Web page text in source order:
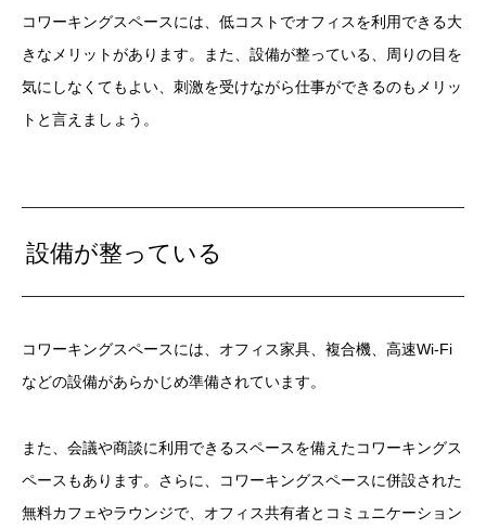
コワーキングスペースには、低コストでオフィスを利用できる大
きなメリットがあります。また、設備が整っている、周りの目を
気にしなくてもよい、刺激を受けながら仕事ができるのもメリッ
トと言えましょう。
設備が整っている
コワーキングスペースには、オフィス家具、複合機、高速Wi-Fi
などの設備があらかじめ準備されています。
また、会議や商談に利用できるスペースを備えたコワーキングス
ペースもあります。さらに、コワーキングスペースに併設された
無料カフェやラウンジで、オフィス共有者とコミュニケーション